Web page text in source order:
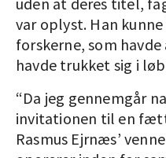
var oplyst. Han
forskerne, som
havde trukket sig i
“Da jeg gennemgår
invitationen til en
Rasmus Ejrnæs’